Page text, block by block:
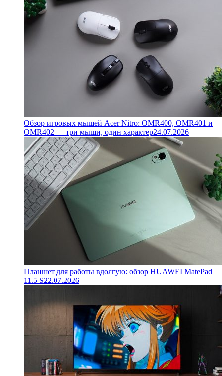
Обзор игровых мышей Acer Nitro: OMR400, OMR401 и
OMR402 — три мыши, один характер24.07.2026
Планшет для работы вдолгую: обзор HUAWEI MatePad
11.5 S22.07.2026